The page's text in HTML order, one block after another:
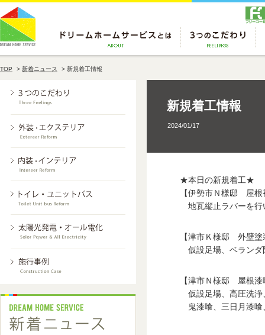
TOP > 新着ニュース > 新規着工情報
新規着工情報
2024/01/17
★本日の新規着工★
【伊勢市Ｎ様邸 屋根
地瓦縦止ラバーを行
【津市Ｋ様邸 外壁
仮設足場、ベランダ
【津市Ｎ様邸 屋根漆
仮設足場、高圧洗浄
鬼漆喰、三日月漆喰